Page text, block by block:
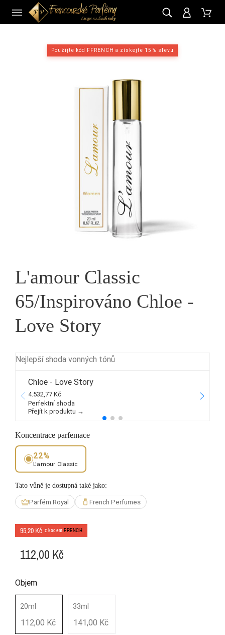
Použijte kód FFRENCH a získejte 15 % slevu
L'amour Classic
65/Inspirováno Chloe -
Love Story
Nejlepší shoda vonných tónů
Chloe - Love Story
4.532,77 Kč
Perfektní shoda
Přejít k produktu →
Koncentrace parfemace
22%
L'amour Classic
Tato vůně je dostupná také jako:
Parfém Royal French Perfumes
95,20 Kč z kodem FRENCH
112,00 Kč
Objem
20ml
112,00 Kč
33ml
141,00 Kč
CZ